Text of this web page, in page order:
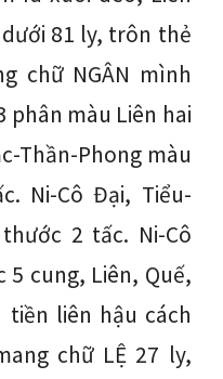
81 ly, trôn thẻ
chữ NGÂN mình
phân màu Liên hai
Thần-Phong màu
Ni-Cô Đại, Tiểu-
2 tấc. Ni-Cô
cung, Liên, Quế,
tiền liên hậu cách
chữ LỆ 27 ly,